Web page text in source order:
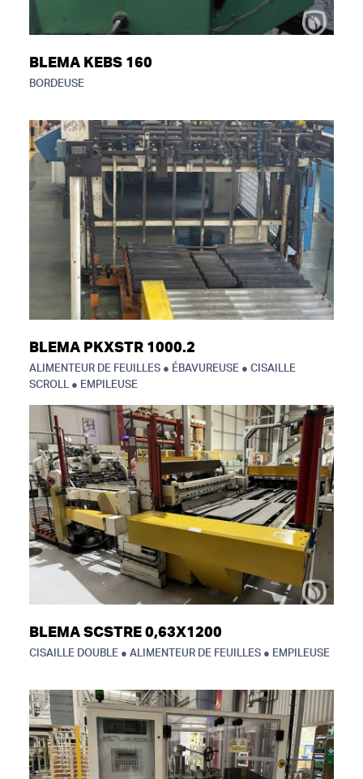
BLEMA KEBS 160
BORDEUSE
BLEMA PKXSTR 1000.2
ALIMENTEUR DE FEUILLES ● ÉBAVUREUSE ● CISAILLE
SCROLL ● EMPILEUSE
BLEMA SCSTRE 0,63X1200
CISAILLE DOUBLE ● ALIMENTEUR DE FEUILLES ● EMPILEUSE